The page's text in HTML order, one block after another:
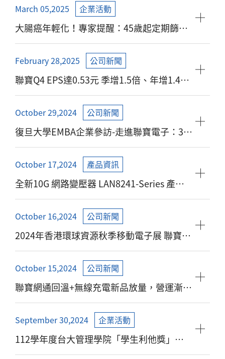
March 05,2025 企業活動
大腸癌年輕化！專家提醒：45歲起定期篩檢
可降死亡率40%
February 28,2025 公司新聞
聯寶Q4 EPS達0.53元 季增1.5倍、年增1.4倍
寫歷年同期新高 2024擬配發每股1元現金股
利 已連續6年配發率超過8成
October 29,2024 公司新聞
復旦大學EMBA企業參訪-走進聯寶電子：36
年創業傳奇與女性力量的展現，迎向全球視
野下的創新與挑戰
October 17,2024 產品資訊
全新10G 網路變壓器 LAN8241-Series 產品
發布
October 16,2024 公司新聞
2024年香港環球資源秋季移動電子展 聯寶電
子展示最新Qi / Qi2無線充電技術及全新產品
October 15,2024 公司新聞
聯寶網通回溫+無線充電新品放量，營運漸入
佳境
September 30,2024 企業活動
112學年度台大管理學院「學生利他獎」揭
曉，賀「聯寶電子」譚明珠董事長獲殊榮